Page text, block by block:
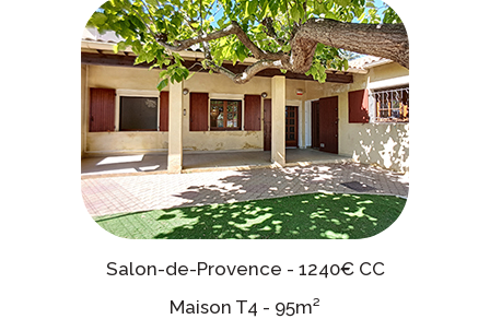
Salon-de-Provence - 1240€ CC
Maison T4 - 95m²